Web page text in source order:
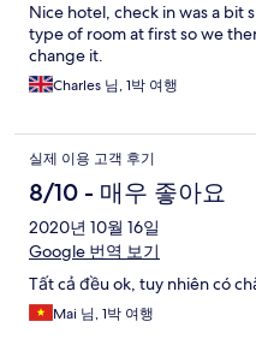
Nice hotel, check in was a bit
type of room at first so we
change it.
Charles 님, 1박 여행
실제 이용 고객 후기
8/10 - 매우 좋아요
2020년 10월 16일
Google 번역 보기
Tất cả đều ok, tuy nhiên có
Mai 님, 1박 여행